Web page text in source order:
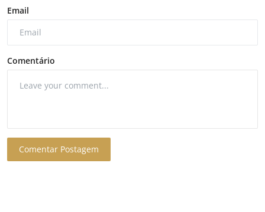
Email
Comentário
Comentar Postagem